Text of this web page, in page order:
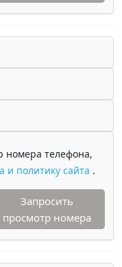
номера телефона,
и политику сайта .
Запросить
просмотр номера